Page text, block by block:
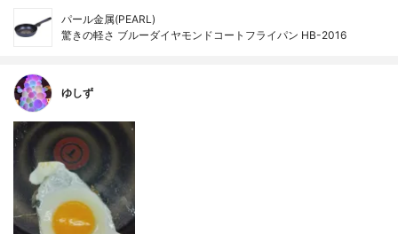
パール金属(PEARL)
驚きの軽さ ブルーダイヤモンドコートフライパン HB-2016
ゆしず